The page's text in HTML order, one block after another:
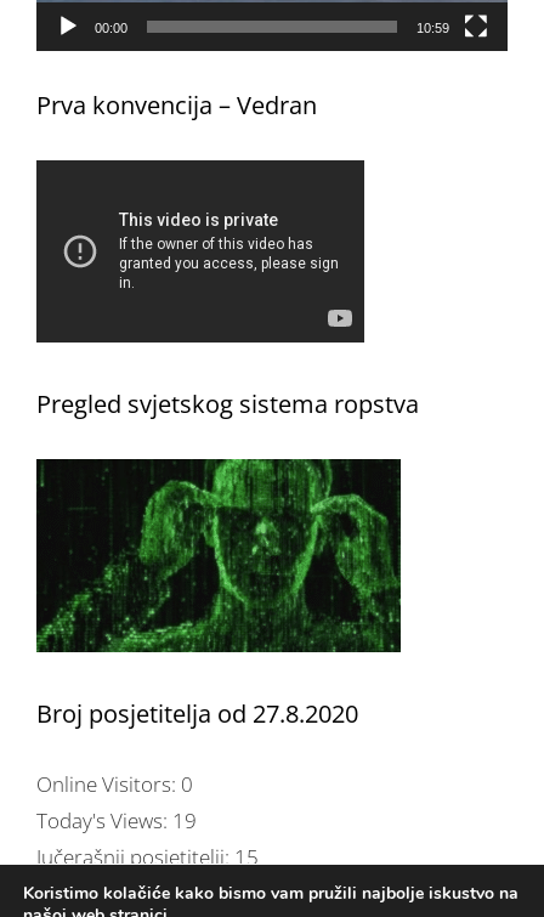
00:00 10:59
Prva konvencija – Vedran
Pregled svjetskog sistema ropstva
Broj posjetitelja od 27.8.2020
Online Visitors: 0
Today's Views: 19
Jučerašnji posjetitelji: 15
Total Views:254.498
Koristimo kolačiće kako bismo vam pružili najbolje iskustvo na